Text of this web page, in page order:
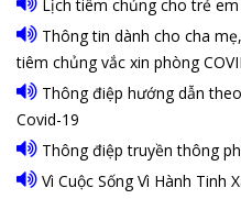
Lịch tiêm chủng cho trẻ
Thông tin dành cho cha
tiêm chủng vắc xin phòng
Thông điệp hướng dẫn
Covid-19
Thông điệp truyền thông
Vì Cuộc Sống Vì Hành Tinh